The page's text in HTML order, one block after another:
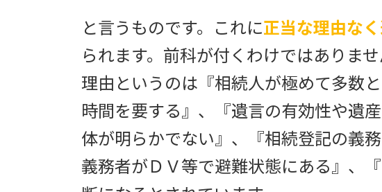
と言うものです。これに正当な理由な
られます。前科が付くわけではありま
理由というのは『相続人が極めて多数
時間を要する』、『遺言の有効性や遺
体が明らかでない』、『相続登記の義
義務者がＤＶ等で避難状態にある』、